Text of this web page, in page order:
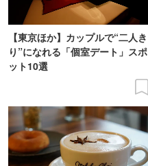
【東京ほか】カップルで“二人き
り”になれる「個室デート」スポ
ット10選